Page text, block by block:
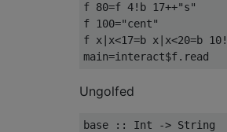
f 80=f 4! b 17++"s"
f 100="cent"
f x x<17=b x x<20=b 10!
main=interact$f. read
Ungolfed
base :: Int -> String